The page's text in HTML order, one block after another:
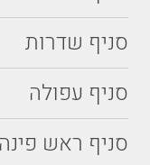
סניף שדרות
סניף עפולה
סניף ראש פינה